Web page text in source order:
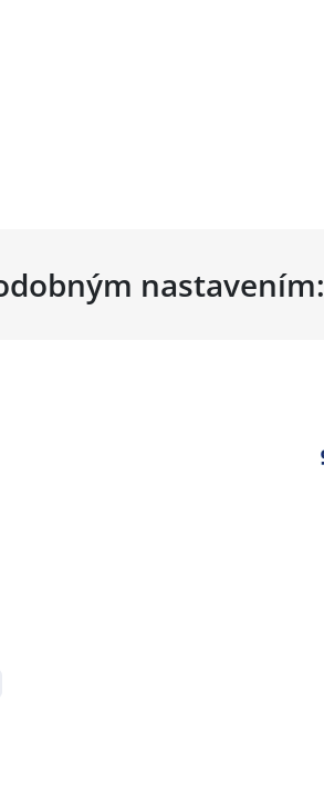
nastavením: